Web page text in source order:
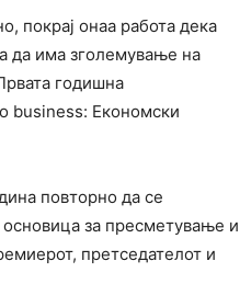
покрај онаа работа дека
да има зголемување на
годишна
business: Економски
повторно да се
основица за пресметување и
претседателот и